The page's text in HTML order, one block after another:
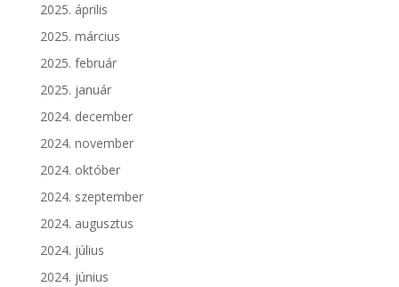
2025. április
2025. március
2025. február
2025. január
2024. december
2024. november
2024. október
2024. szeptember
2024. augusztus
2024. július
2024. június